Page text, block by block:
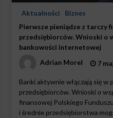
Aktualności
Biznes
Pierwsze pieniądze z tarczy
przedsiębiorców. Wnioski o
bankowości internetowej
Adrian Morel
7
Banki aktywnie włączają się w
przedsiębiorców. Wnioski o
finansowej Polskiego
i średnie przedsiębiorstwa